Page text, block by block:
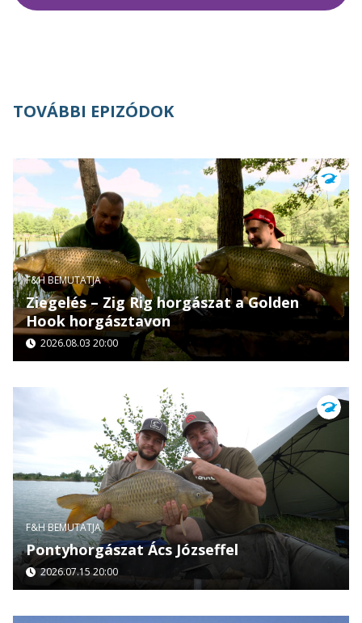
TOVÁBBI EPIZÓDOK
F&H BEMUTATJA
Ziegelés – Zig Rig horgászat a Golden
Hook horgásztavon
2026.08.03 20:00
F&H BEMUTATJA
Pontyhorgászat Ács Józseffel
2026.07.15 20:00